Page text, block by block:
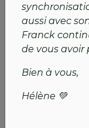
aussi avec
Franck
de vous avoir
Bien à vous,
Hélène 💚
nos réseaux
Une
transfert d’appel
de soutien et